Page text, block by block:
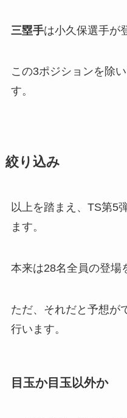
三塁手は小久保選手が
この3ポジションを除
す。
絞り込み
以上を踏まえ、TS第5
ます。
本来は28名全員の登場
ただ、それだと予想が
行います。
目玉か目玉以外か